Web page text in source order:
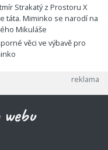
Strakatý z Prostoru X
táta. Miminko se narodí na
Mikuláše
věci ve výbavě pro